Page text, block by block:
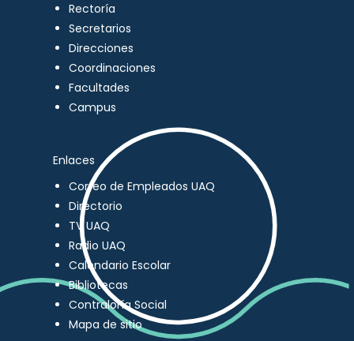
Rectoría
Secretarios
Direcciones
Coordinaciones
Facultades
Campus
Enlaces
Correo de Empleados UAQ
Directorio
TV UAQ
Radio UAQ
Calendario Escolar
Bibliotecas
Contraloría Social
Mapa de sitio